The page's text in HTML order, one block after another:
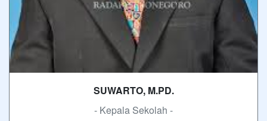
SUWARTO, M.PD.
- Kepala Sekolah -